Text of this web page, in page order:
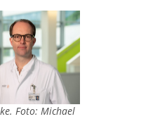
Foto: Michael